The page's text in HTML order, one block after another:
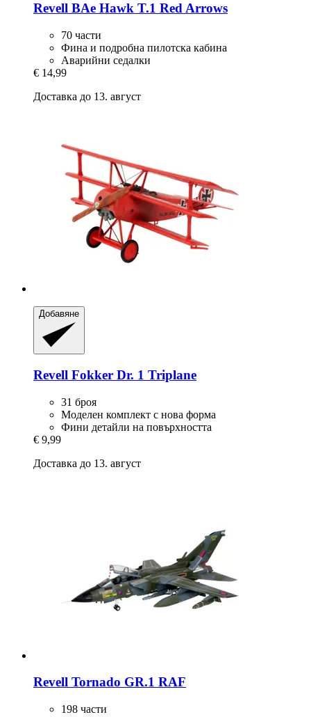
Revell BAe Hawk T.1 Red Arrows
70 части
Фина и подробна пилотска кабина
Аварийни седалки
€ 14,99
Доставка до 13. август
Добавяне
Revell Fokker Dr. 1 Triplane
31 броя
Моделен комплект с нова форма
Фини детайли на повърхността
€ 9,99
Доставка до 13. август
Revell Tornado GR.1 RAF
198 части